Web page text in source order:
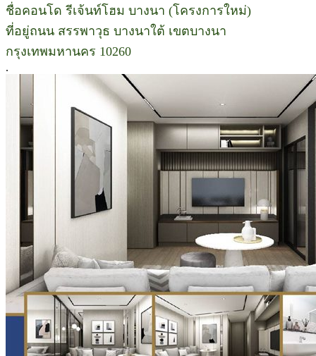
ชื่อคอนโด รีเจ้นท์โฮม บางนา (โครงการใหม่)
ที่อยู่ถนน สรรพาวุธ บางนาใต้ เขตบางนา
กรุงเทพมหานคร 10260
.